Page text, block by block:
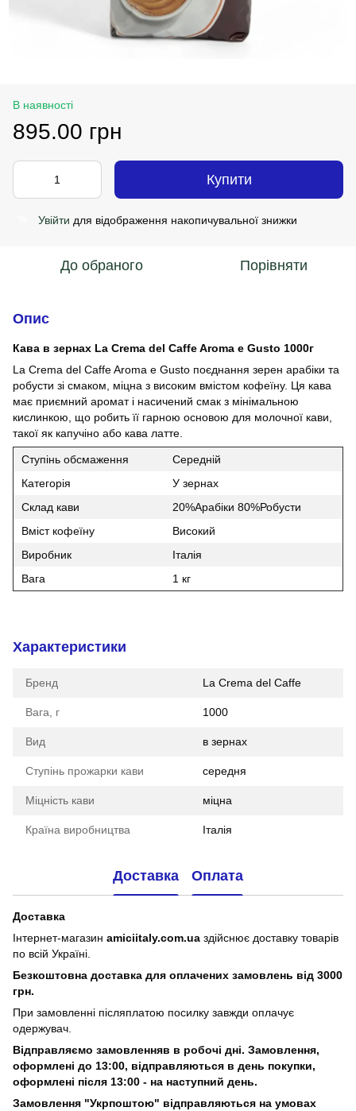
В наявності
895.00 грн
Купити
Увійти для відображення накопичувальної знижки
До обраного Порівняти
Опис
Кава в зернах La Crema del Caffe Aroma e Gusto 1000г
La Crema del Caffe Aroma e Gusto поєднання зерен арабіки та
робусти зі смаком, міцна з високим вмістом кофеїну. Ця кава
має приємний аромат і насичений смак з мінімальною
кислинкою, що робить її гарною основою для молочної кави,
такої як капучіно або кава латте.
Ступінь обсмаження
Середній
Категорія
У зернах
Склад кави
20%Арабіки 80%Робусти
Вміст кофеїну
Високий
Виробник
Італія
Вага
1 кг
Характеристики
Бренд La Crema del Caffe
Вага, г 1000
Вид в зернах
Ступінь прожарки кави середня
Міцність кави міцна
Країна виробництва Італія
Доставка Оплата
Доставка
Інтернет-магазин amiciitaly.com.ua здійснює доставку товарів
по всій Україні.
Безкоштовна доставка для оплачених замовлень від 3000
грн.
При замовленні післяплатою посилку завжди оплачує
одержувач.
Відправляємо замовленняв в робочі дні. Замовлення,
оформлені до 13:00, відправляються в день покупки,
оформлені після 13:00 - на наступний день.
Замовлення "Укрпоштою" відправляються на умовах